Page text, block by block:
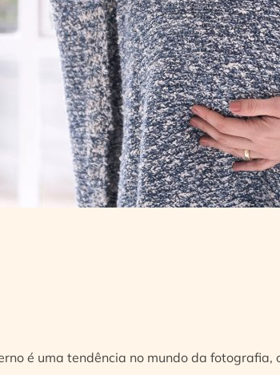
é uma tendência no mundo da